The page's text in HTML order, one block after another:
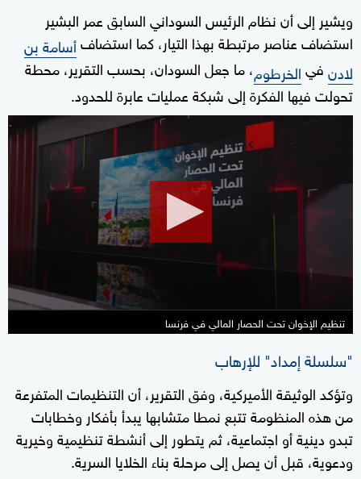
ويشير إلى أن نظام الرئيس السوداني السابق عمر البشير
استضاف عناصر مرتبطة بهذا التيار، كما استضافأسامة بن
لادنفيالخرطوم، ما جعل السودان، بحسب التقرير، محطة
تحولت فيها الفكرة إلى شبكة عمليات عابرة للحدود.
0
seconds
minutes,
تنظيم الإخوان تحت الحصار المالي في فرنسا
"سلسلة إمداد" للإرهاب
وتؤكد الوثيقة الأميركية، وفق التقرير، أن التنظيمات المتفرعة
من هذه المنظومة تتبع نمطا متشابها يبدأ بأفكار وخطابات
تبدو دينية أو اجتماعية، ثم يتطور إلى أنشطة تنظيمية وخيرية
ودعوية، قبل أن يصل إلى مرحلة بناء الخلايا السرية.